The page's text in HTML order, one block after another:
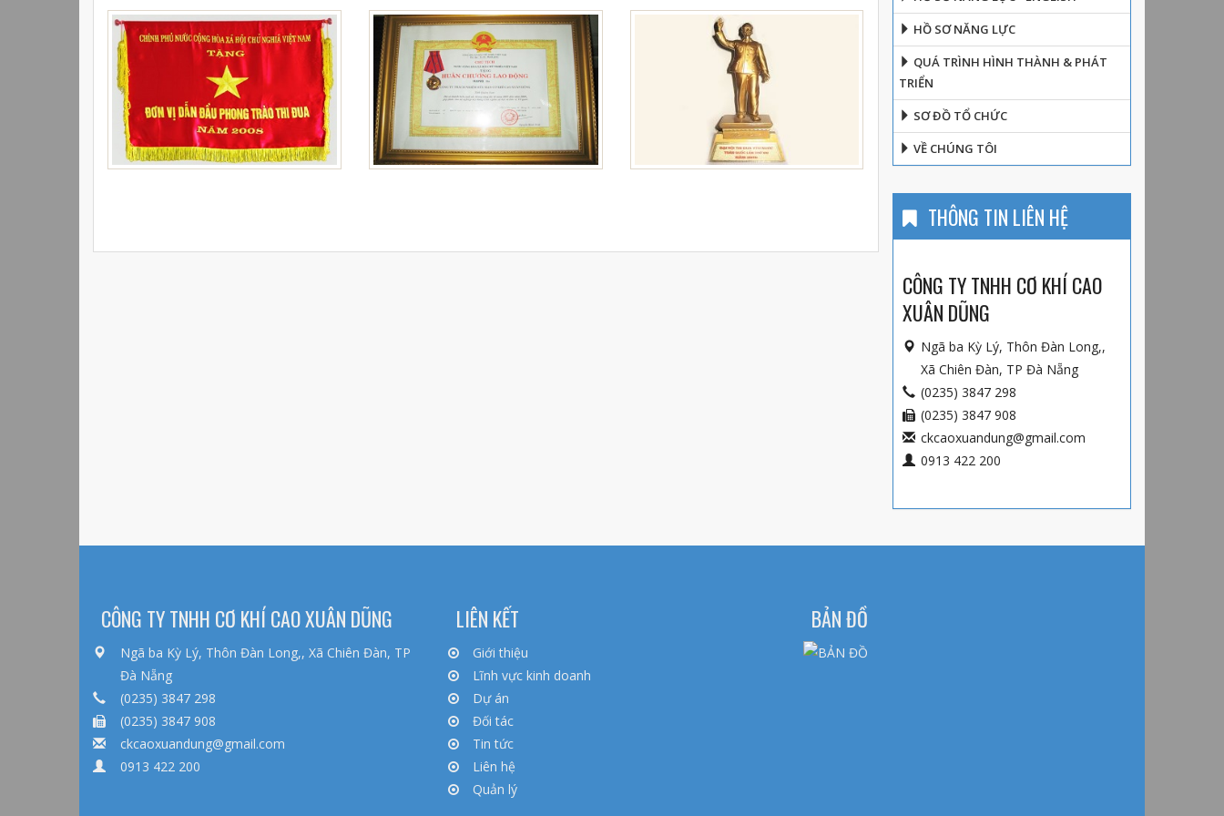
HỒ SƠ NĂNG LỰC
QUÁ TRÌNH HÌNH THÀNH & PHÁT
TRIỂN
SƠ ĐỒ TỔ CHỨC
VỀ CHÚNG TÔI
THÔNG TIN LIÊN HỆ
CÔNG TY TNHH CƠ KHÍ CAO
XUÂN DŨNG
Ngã ba Kỳ Lý, Thôn Đàn Long,,
Xã Chiên Đàn, TP Đà Nẵng
(0235) 3847 298
(0235) 3847 908
ckcaoxuandung@gmail.com
0913 422 200
CÔNG TY TNHH CƠ KHÍ CAO XUÂN DŨNG
Ngã ba Kỳ Lý, Thôn Đàn Long,, Xã Chiên Đàn, TP
Đà Nẵng
(0235) 3847 298
(0235) 3847 908
ckcaoxuandung@gmail.com
0913 422 200
LIÊN KẾT
Giới thiệu
Lĩnh vực kinh doanh
Dự án
Đối tác
Tin tức
Liên hệ
Quản lý
BẢN ĐỒ